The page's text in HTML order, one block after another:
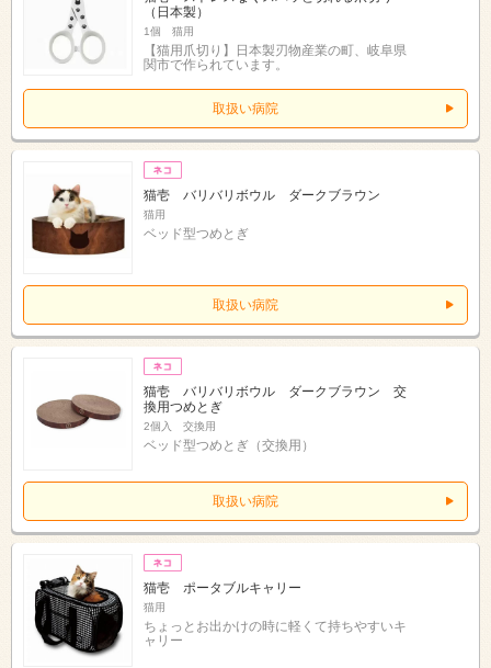
（日本製）
1個 猫用
【猫用爪切り】日本製刃物産業の町、岐阜県
関市で作られています。
取扱い病院
猫壱 バリバリボウル ダークブラウン
猫用
ベッド型つめとぎ
取扱い病院
猫壱 バリバリボウル ダークブラウン 交
換用つめとぎ
2個入 交換用
ベッド型つめとぎ（交換用）
取扱い病院
猫壱 ポータブルキャリー
猫用
ちょっとお出かけの時に軽くて持ちやすいキ
ャリー